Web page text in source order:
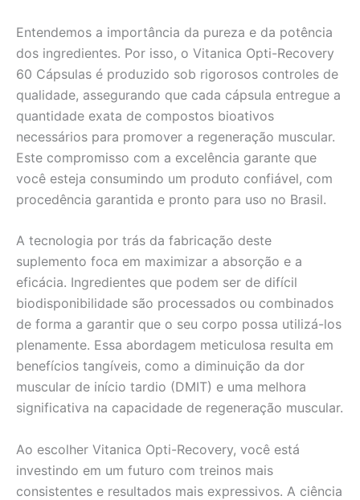
Entendemos a importância da pureza e da potência
dos ingredientes. Por isso, o Vitanica Opti-Recovery
60 Cápsulas é produzido sob rigorosos controles de
qualidade, assegurando que cada cápsula entregue a
quantidade exata de compostos bioativos
necessários para promover a regeneração muscular.
Este compromisso com a excelência garante que
você esteja consumindo um produto confiável, com
procedência garantida e pronto para uso no Brasil.
A tecnologia por trás da fabricação deste
suplemento foca em maximizar a absorção e a
eficácia. Ingredientes que podem ser de difícil
biodisponibilidade são processados ou combinados
de forma a garantir que o seu corpo possa utilizá-los
plenamente. Essa abordagem meticulosa resulta em
benefícios tangíveis, como a diminuição da dor
muscular de início tardio (DMIT) e uma melhora
significativa na capacidade de regeneração muscular.
Ao escolher Vitanica Opti-Recovery, você está
investindo em um futuro com treinos mais
consistentes e resultados mais expressivos. A ciência